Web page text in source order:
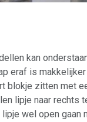
kan
eraf is
blokje zitten met
lipje naar rechts
wel open gaan